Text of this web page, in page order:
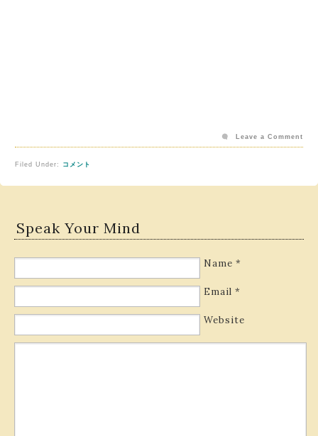
Filed Under: コメント
Leave a Comment
Speak Your Mind
Name *
Email *
Website